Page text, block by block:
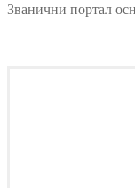
Званични портал